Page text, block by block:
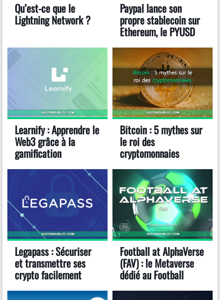
Qu’est-ce que le
Lightning Network ?
Paypal lance son
propre stablecoin sur
Ethereum, le PYUSD
Learnify : Apprendre le
Web3 grâce à la
gamification
Bitcoin : 5 mythes sur
le roi des
cryptomonnaies
Legapass : Sécuriser
et transmettre ses
crypto facilement
Football at AlphaVerse
(FAV) : le Metaverse
dédié au Football